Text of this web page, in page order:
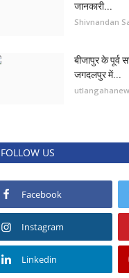
जानकारी...
Shivnandan
बीजापुर के
जगदलपुर में...
FOLLOW US
Facebook
Instagram
Linkedin